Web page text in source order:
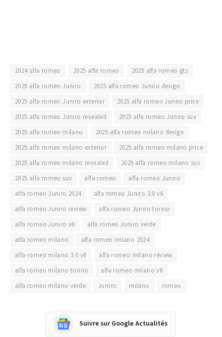
2024 alfa romeo 2025 alfa romeo
2025 alfa romeo gts
2025 alfa romeo Juniro
2025 alfa romeo Juniro design
2025 alfa romeo Juniro exterior
2025 alfa romeo Juniro price
2025 alfa romeo Juniro revealed
2025 alfa romeo Juniro suv
2025 alfa romeo milano
2025 alfa romeo milano design
2025 alfa romeo milano exterior
2025 alfa romeo milano price
2025 alfa romeo milano revealed
2025 alfa romeo milano suv
2025 alfa romeo suv
alfa romeo
alfa romeo Juniro
alfa romeo Juniro 2024
alfa romeo Juniro 3.0 v6
alfa romeo Juniro review
alfa romeo Juniro torino
alfa romeo Juniro v6
alfa romeo Juniro verde
alfa romeo milano
alfa romeo milano 2024
alfa romeo milano 3.0 v6
alfa romeo milano review
alfa romeo milano torino
alfa romeo milano v6
alfa romeo milano verde
Juniro milano romeo
Suivre sur Google Actualités